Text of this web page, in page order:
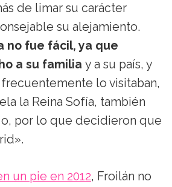
de limar su carácter
su alejamiento.
no fue fácil, ya que
a su familia y a su país, y
lo visitaban,
la Reina Sofía, también
por lo que decidieron que
un pie en 2012, Froilán no